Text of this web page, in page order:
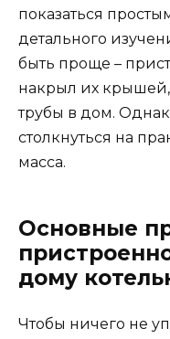
показаться
детального
быть проще –
накрыл их крышей,
трубы в дом.
столкнуться на
масса.
Основные
дому
Чтобы ничего не